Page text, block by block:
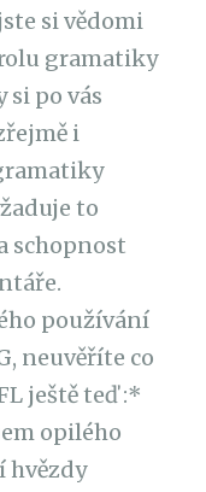
si vědomi
gramatiky
si po vás
i
to
schopnost
používání
neuvěříte co
ještě teď :*
opilého
hvězdy